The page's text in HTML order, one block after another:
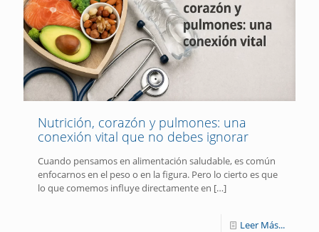
Nutrición, corazón y pulmones: una
conexión vital que no debes ignorar
Cuando pensamos en alimentación saludable, es común
enfocarnos en el peso o en la figura. Pero lo cierto es que
lo que comemos influye directamente en […]
Leer Más...